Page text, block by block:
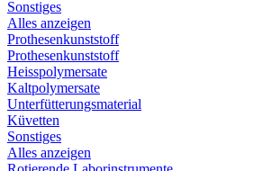
Sonstiges
Alles anzeigen
Prothesenkunststoff
Prothesenkunststoff
Heisspolymersate
Kaltpolymersate
Unterfütterungsmaterial
Küvetten
Sonstiges
Alles anzeigen